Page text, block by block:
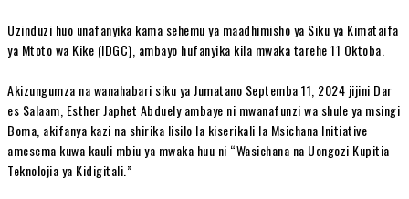
Uzinduzi huo unafanyika kama sehemu ya maadhimisho ya Siku ya Kimataifa
ya Mtoto wa Kike (IDGC), ambayo hufanyika kila mwaka tarehe 11 Oktoba.
Akizungumza na wanahabari siku ya Jumatano Septemba 11, 2024 jijini Dar
es Salaam, Esther Japhet Abduely ambaye ni mwanafunzi wa shule ya msingi
Boma, akifanya kazi na shirika lisilo la kiserikali la Msichana Initiative
amesema kuwa kauli mbiu ya mwaka huu ni “Wasichana na Uongozi Kupitia
Teknolojia ya Kidigitali.”